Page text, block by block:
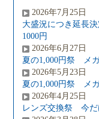
2026年7月25日
大盛況につき延長
1000円
2026年6月27日
夏の1,000円祭 メ
2026年5月23日
夏の1,000円祭 メ
2026年4月25日
レンズ交換祭 今だ